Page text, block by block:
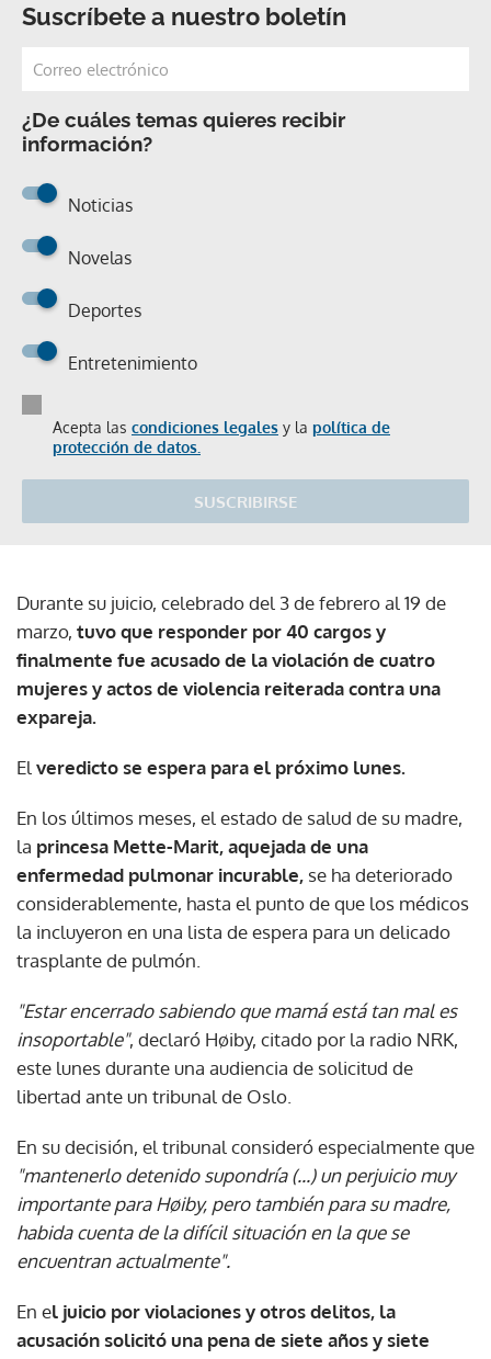
Suscríbete a nuestro boletín
¿De cuáles temas quieres recibir
información?
Noticias
Novelas
Deportes
Entretenimiento
Acepta las condiciones legales y la política de
protección de datos.
SUSCRIBIRSE
Durante su juicio, celebrado del 3 de febrero al 19 de
marzo, tuvo que responder por 40 cargos y
finalmente fue acusado de la violación de cuatro
mujeres y actos de violencia reiterada contra una
expareja.
El veredicto se espera para el próximo lunes.
En los últimos meses, el estado de salud de su madre,
la princesa Mette-Marit, aquejada de una
enfermedad pulmonar incurable, se ha deteriorado
considerablemente, hasta el punto de que los médicos
la incluyeron en una lista de espera para un delicado
trasplante de pulmón.
"Estar encerrado sabiendo que mamá está tan mal es
insoportable", declaró Høiby, citado por la radio NRK,
este lunes durante una audiencia de solicitud de
libertad ante un tribunal de Oslo.
En su decisión, el tribunal consideró especialmente que
"mantenerlo detenido supondría (...) un perjuicio muy
importante para Høiby, pero también para su madre,
habida cuenta de la difícil situación en la que se
encuentran actualmente".
En el juicio por violaciones y otros delitos, la
acusación solicitó una pena de siete años y siete